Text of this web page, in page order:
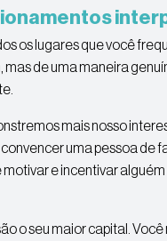
os lugares que você
de uma maneira
mais nosso
uma pessoa de
e incentivar
o seu maior capital.